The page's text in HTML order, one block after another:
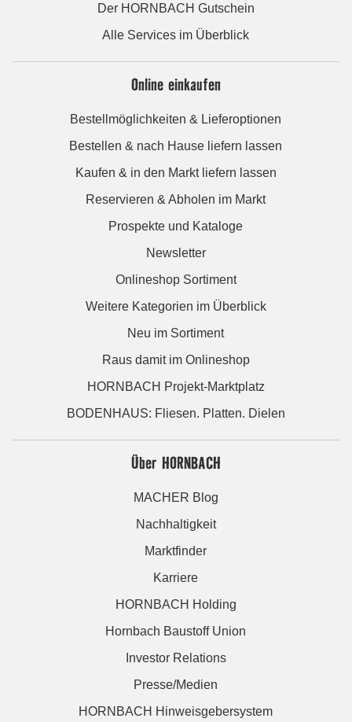
Der HORNBACH Gutschein
Alle Services im Überblick
Online einkaufen
Bestellmöglichkeiten & Lieferoptionen
Bestellen & nach Hause liefern lassen
Kaufen & in den Markt liefern lassen
Reservieren & Abholen im Markt
Prospekte und Kataloge
Newsletter
Onlineshop Sortiment
Weitere Kategorien im Überblick
Neu im Sortiment
Raus damit im Onlineshop
HORNBACH Projekt-Marktplatz
BODENHAUS: Fliesen. Platten. Dielen
Über HORNBACH
MACHER Blog
Nachhaltigkeit
Marktfinder
Karriere
HORNBACH Holding
Hornbach Baustoff Union
Investor Relations
Presse/Medien
HORNBACH Hinweisgebersystem